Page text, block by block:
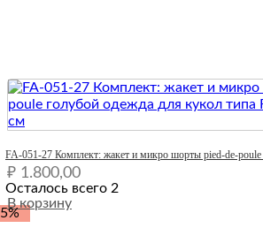
FA-051-27 Комплект: жакет и микро шорты pied-de-
₽ 1.800,00
Осталось всего 2
В корзину